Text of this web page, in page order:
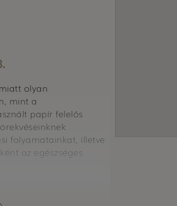
olyan
mint a
papír felelős
folyamatainkat, illetve
az egészséges
prioritás